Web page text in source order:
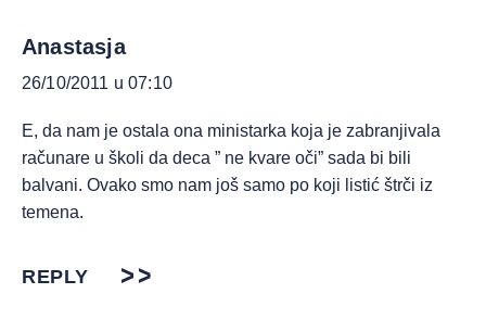
Anastasja
26/10/2011 u 07:10
E, da nam je ostala ona ministarka koja je zabranjivala
računare u školi da deca ” ne kvare oči” sada bi bili
balvani. Ovako smo nam još samo po koji listić štrči iz
temena.
REPLY